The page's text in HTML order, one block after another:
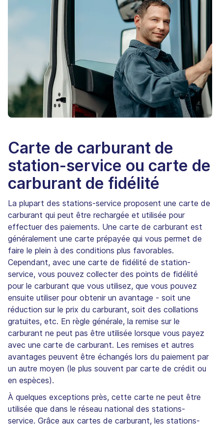
Carte de carburant de
station-service ou carte de
carburant de fidélité
La plupart des stations-service proposent une carte de
carburant qui peut être rechargée et utilisée pour
effectuer des paiements. Une carte de carburant est
généralement une carte prépayée qui vous permet de
faire le plein à des conditions plus favorables.
Cependant, avec une carte de fidélité de station-
service, vous pouvez collecter des points de fidélité
pour le carburant que vous utilisez, que vous pouvez
ensuite utiliser pour obtenir un avantage - soit une
réduction sur le prix du carburant, soit des collations
gratuites, etc. En règle générale, la remise sur le
carburant ne peut pas être utilisée lorsque vous payez
avec une carte de carburant. Les remises et autres
avantages peuvent être échangés lors du paiement par
un autre moyen (le plus souvent par carte de crédit ou
en espèces).
À quelques exceptions près, cette carte ne peut être
utilisée que dans le réseau national des stations-
service. Grâce aux cartes de carburant, les stations-